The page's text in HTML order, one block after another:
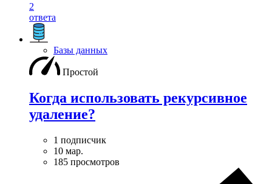
2
ответа
Базы данных
Простой
Когда использовать рекурсивное
удаление?
1 подписчик
10 мар.
185 просмотров